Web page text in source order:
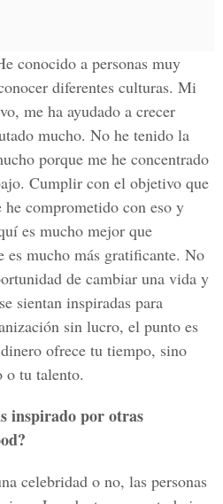
conocido a personas muy
diferentes culturas. Mi
me ha ayudado a crecer
mucho. No he tenido la
porque me he concentrado
Cumplir con el objetivo que
comprometido con eso y
es mucho mejor que
es mucho más gratificante. No
de cambiar una vida y
sientan inspiradas para
sin lucro, el punto es
ofrece tu tiempo, sino
o tu talento.
inspirado por otras
celebridad o no, las personas